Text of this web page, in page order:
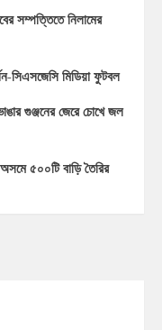
সম্পত্তিতে নিলামের
সিএসজেসি মিডিয়া ফুটবল
গুঞ্জনের জেরে চোখে জল
৫০০টি বাড়ি তৈরির